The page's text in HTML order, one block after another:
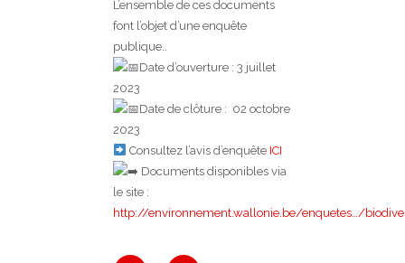
L’ensemble de ces documents
font l’objet d’une enquête
publique..
Date d’ouverture : 3 juillet
2023
Date de clôture : 02 octobre
2023
Consultez l’avis d’enquête ICI
Documents disponibles via
le site :
http://environnement.wallonie.be/enquetes…/